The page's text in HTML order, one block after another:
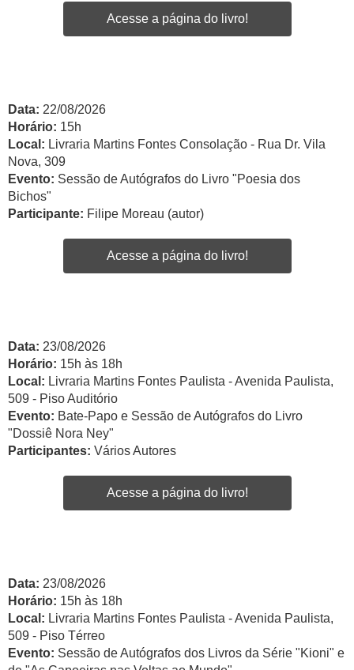
Acesse a página do livro!
Data: 22/08/2026
Horário: 15h
Local: Livraria Martins Fontes Consolação - Rua Dr. Vila
Nova, 309
Evento: Sessão de Autógrafos do Livro "Poesia dos
Bichos"
Participante: Filipe Moreau (autor)
Acesse a página do livro!
Data: 23/08/2026
Horário: 15h às 18h
Local: Livraria Martins Fontes Paulista - Avenida Paulista,
509 - Piso Auditório
Evento: Bate-Papo e Sessão de Autógrafos do Livro
"Dossiê Nora Ney"
Participantes: Vários Autores
Acesse a página do livro!
Data: 23/08/2026
Horário: 15h às 18h
Local: Livraria Martins Fontes Paulista - Avenida Paulista,
509 - Piso Térreo
Evento: Sessão de Autógrafos dos Livros da Série "Kioni" e